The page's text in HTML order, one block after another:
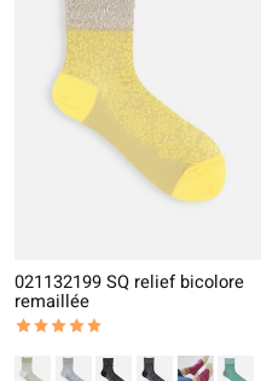
021132199 SQ relief bicolore
remaillée
The rating of this product is